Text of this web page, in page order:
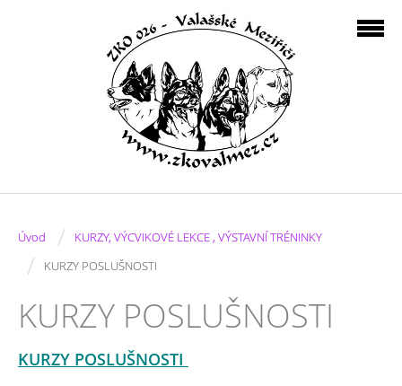
Úvod / KURZY, VÝCVIKOVÉ LEKCE , VÝSTAVNÍ TRÉNINKY
/ KURZY POSLUŠNOSTI
KURZY POSLUŠNOSTI
KURZY POSLUŠNOSTI